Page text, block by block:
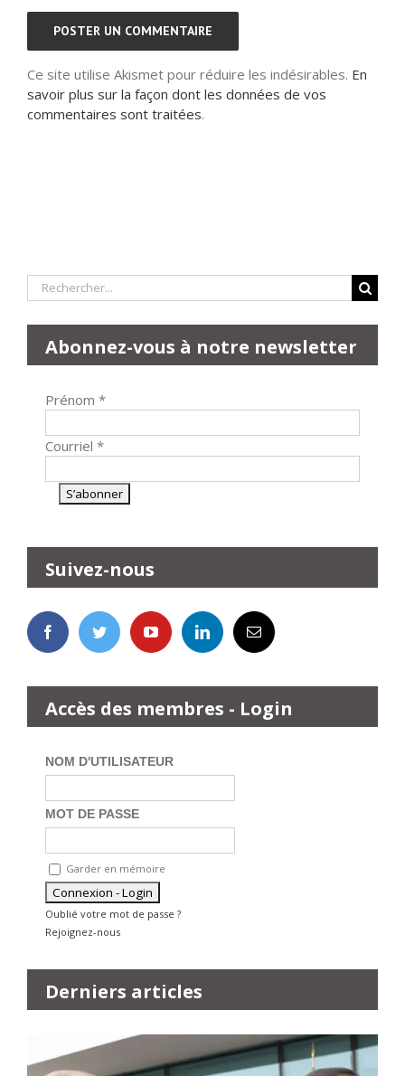
Ce site utilise Akismet pour réduire les indésirables. En
savoir plus sur la façon dont les données de vos
commentaires sont traitées.
Rechercher:
Abonnez-vous à notre newsletter
Prénom *
Courriel *
Suivez-nous
Accès des membres - Login
NOM D'UTILISATEUR
MOT DE PASSE
Garder en mémoire
Oublié votre mot de passe ?
Rejoignez-nous
Derniers articles